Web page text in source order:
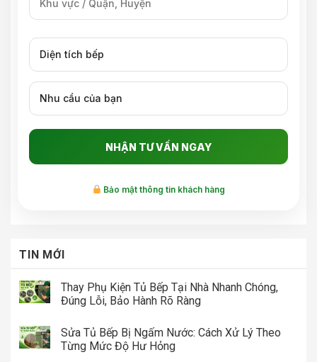
Bảo mật thông tin khách hàng
TIN MỚI
Thay Phụ Kiện Tủ Bếp Tại Nhà Nhanh Chóng,
Đúng Lỗi, Bảo Hành Rõ Ràng
Sửa Tủ Bếp Bị Ngấm Nước: Cách Xử Lý Theo
Từng Mức Độ Hư Hỏng